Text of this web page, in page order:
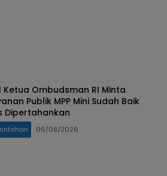
Ketua Ombudsman RI Minta
Publik MPP Mini Sudah Baik
Dipertahankan
06/08/2026